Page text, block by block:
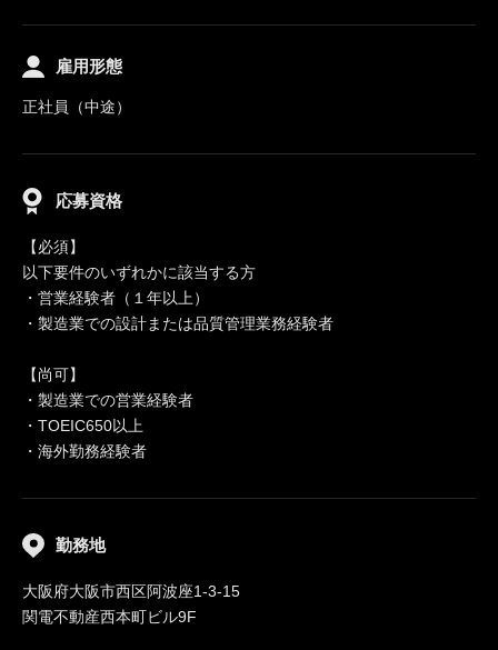
雇用形態
正社員（中途）
応募資格
【必須】
以下要件のいずれかに該当する方
・営業経験者（１年以上）
・製造業での設計または品質管理業務経験者
【尚可】
・製造業での営業経験者
・TOEIC650以上
・海外勤務経験者
勤務地
大阪府大阪市西区阿波座1-3-15
関電不動産西本町ビル9F